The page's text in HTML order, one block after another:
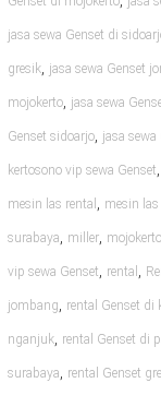
jasa sewa Genset di
gresik, jasa sewa Genset
mojokerto, jasa sewa
Genset sidoarjo, jasa sewa
kertosono vip sewa Genset,
mesin las rental , mesin las
surabaya, miller,
vip sewa Genset, rental ,
jombang, rental Genset di
nganjuk, rental Genset di
surabaya, rental Genset